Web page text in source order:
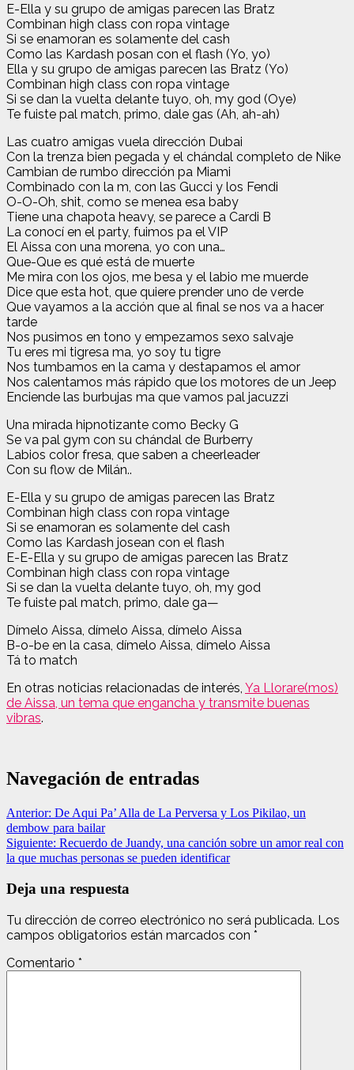
E-Ella y su grupo de amigas parecen las Bratz
Combinan high class con ropa vintage
Si se enamoran es solamente del cash
Como las Kardash posan con el flash (Yo, yo)
Ella y su grupo de amigas parecen las Bratz (Yo)
Combinan high class con ropa vintage
Si se dan la vuelta delante tuyo, oh, my god (Oye)
Te fuiste pal match, primo, dale gas (Ah, ah-ah)
Las cuatro amigas vuela dirección Dubai
Con la trenza bien pegada y el chándal completo de Nike
Cambian de rumbo dirección pa Miami
Combinado con la m, con las Gucci y los Fendi
O-O-Oh, shit, como se menea esa baby
Tiene una chapota heavy, se parece a Cardi B
La conocí en el party, fuimos pa el VIP
El Aissa con una morena, yo con una…
Que-Que es qué está de muerte
Me mira con los ojos, me besa y el labio me muerde
Dice que esta hot, que quiere prender uno de verde
Que vayamos a la acción que al final se nos va a hacer
tarde
Nos pusimos en tono y empezamos sexo salvaje
Tu eres mi tigresa ma, yo soy tu tigre
Nos tumbamos en la cama y destapamos el amor
Nos calentamos más rápido que los motores de un Jeep
Enciende las burbujas ma que vamos pal jacuzzi
Una mirada hipnotizante como Becky G
Se va pal gym con su chándal de Burberry
Labios color fresa, que saben a cheerleader
Con su flow de Milán..
E-Ella y su grupo de amigas parecen las Bratz
Combinan high class con ropa vintage
Si se enamoran es solamente del cash
Como las Kardash josean con el flash
E-E-Ella y su grupo de amigas parecen las Bratz
Combinan high class con ropa vintage
Si se dan la vuelta delante tuyo, oh, my god
Te fuiste pal match, primo, dale ga—
Dímelo Aissa, dímelo Aissa, dímelo Aissa
B-o-be en la casa, dímelo Aissa, dímelo Aissa
Tá to match
En otras noticias relacionadas de interés, Ya Llorare(mos)
de Aissa, un tema que engancha y transmite buenas
vibras.
Navegación de entradas
Anterior: De Aqui Pa’ Alla de La Perversa y Los Pikilao, un
dembow para bailar
Siguiente: Recuerdo de Juandy, una canción sobre un amor real con
la que muchas personas se pueden identificar
Deja una respuesta
Tu dirección de correo electrónico no será publicada. Los
campos obligatorios están marcados con *
Comentario *